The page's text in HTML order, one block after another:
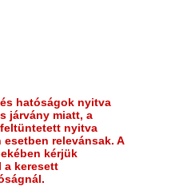
hatóságok nyitva
járvány miatt, a
nyitva
relevánsak. A
kérjük
a keresett